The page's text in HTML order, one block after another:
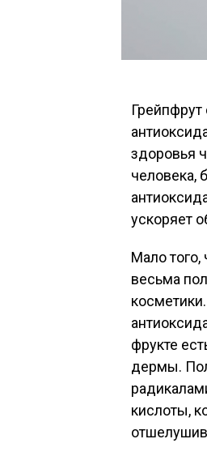
здоровья
человека,
ускоряет
Мало того,
весьма
фрукте
дермы.
кислоты,